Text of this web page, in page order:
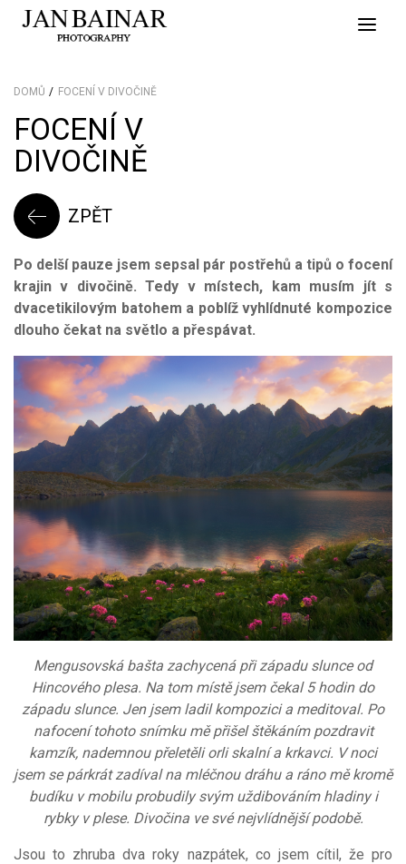
Toggle
DOMŮ FOCENÍ V DIVOČINĚ
FOCENÍ V
DIVOČINĚ
ZPĚT
Po delší pauze jsem sepsal pár postřehů a tipů o focení
krajin v divočině. Tedy v místech, kam musím jít s
dvacetikilovým batohem a poblíž vyhlídnuté kompozice
dlouho čekat na světlo a přespávat.
Mengusovská bašta zachycená při západu slunce od
Hincového plesa. Na tom místě jsem čekal 5 hodin do
západu slunce. Jen jsem ladil kompozici a meditoval. Po
nafocení tohoto snímku mě přišel štěkáním pozdravit
kamzík, nademnou přeletěli orli skalní a krkavci. V noci
jsem se párkrát zadíval na mléčnou dráhu a ráno mě kromě
budíku v mobilu probudily svým uždibováním hladiny i
rybky v plese. Divočina ve své nejvlídnější podobě.
Jsou to zhruba dva roky nazpátek, co jsem cítil, že pro